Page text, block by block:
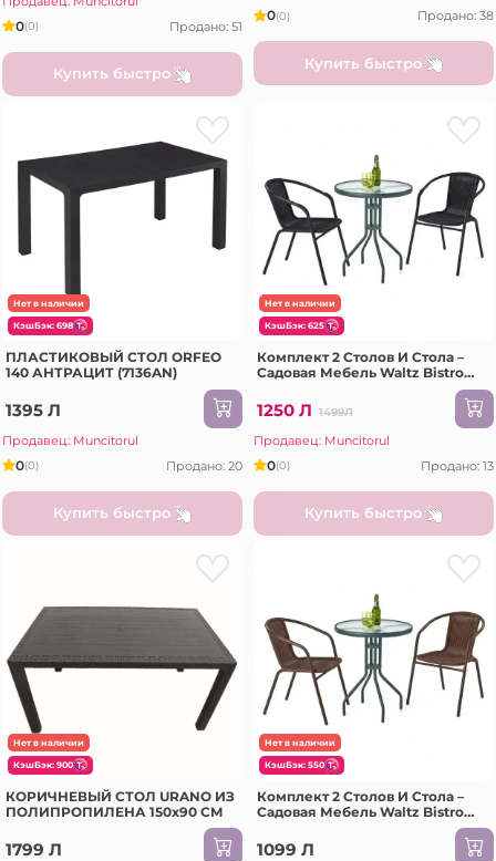
0(0) Продано: 51
Купить быстро
0(0) Продано: 38
Купить быстро
Нет в наличии
КэшБэк: 698
ПЛАСТИКОВЫЙ СТОЛ ORFEO
140 АНТРАЦИТ (7136AN)
1395 Л
Продавец: Muncitorul
0(0) Продано: 20
Купить быстро
Нет в наличии
КэшБэк: 625
Комплект 2 Столов И Стола –
Садовая Мебель Waltz Bistro
1250 Л 1499Л
Продавец: Muncitorul
0(0) Продано: 13
Купить быстро
Нет в наличии
КэшБэк: 900
КОРИЧНЕВЫЙ СТОЛ URANO ИЗ
ПОЛИПРОПИЛЕНА 150x90 CM
1799 Л
Нет в наличии
КэшБэк: 550
Комплект 2 Столов И Стола –
Садовая Мебель Waltz Bistro
1099 Л